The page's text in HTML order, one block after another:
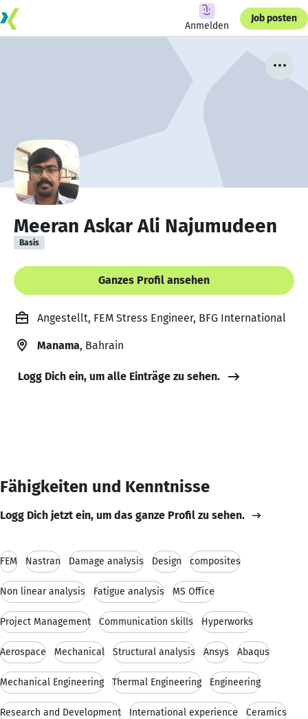
Anmelden
Job posten
Meeran Askar Ali Najumudeen
Basis
Ganzes Profil ansehen
Angestellt, FEM Stress Engineer, BFG International
Manama, Bahrain
Logg Dich ein, um alle Einträge zu sehen.
Fähigkeiten und Kenntnisse
Logg Dich jetzt ein, um das ganze Profil zu sehen.
FEM Nastran Damage analysis Design composites
Non linear analysis Fatigue analysis MS Office
Project Management Communication skills Hyperworks
Aerospace Mechanical Structural analysis Ansys Abaqus
Mechanical Engineering Thermal Engineering Engineering
Research and Development International experience Ceramics